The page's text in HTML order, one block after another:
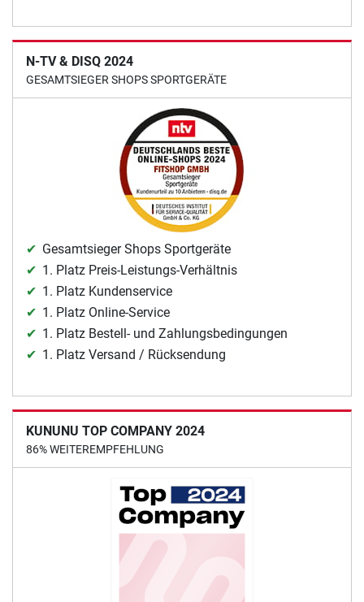
N-TV & DISQ 2024
GESAMTSIEGER SHOPS SPORTGERÄTE
Gesamtsieger Shops Sportgeräte
1. Platz Preis-Leistungs-Verhältnis
1. Platz Kundenservice
1. Platz Online-Service
1. Platz Bestell- und Zahlungsbedingungen
1. Platz Versand / Rücksendung
KUNUNU TOP COMPANY 2024
86% WEITEREMPFEHLUNG